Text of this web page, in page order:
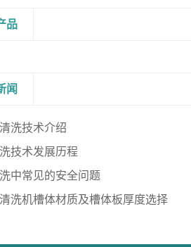
品
闻
洗技术介绍
技术发展历程
中常见的安全问题
洗机槽体材质及槽体板厚度选择